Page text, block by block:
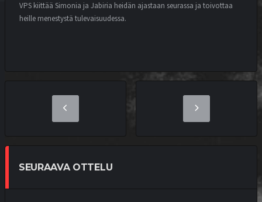
VPS kiittää Simonia ja Jabiria heidän ajastaan seurassa ja toivottaa
heille menestystä tulevaisuudessa.
SEURAAVA OTTELU